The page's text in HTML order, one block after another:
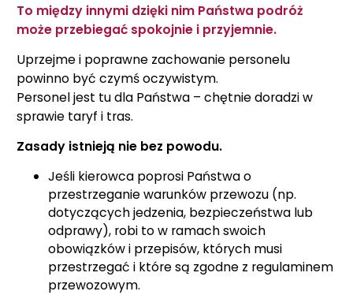
To między innymi dzięki nim Państwa podróż
może przebiegać spokojnie i przyjemnie.
Uprzejme i poprawne zachowanie personelu
powinno być czymś oczywistym.
Personel jest tu dla Państwa – chętnie doradzi w
sprawie taryf i tras.
Zasady istnieją nie bez powodu.
Jeśli kierowca poprosi Państwa o
przestrzeganie warunków przewozu (np.
dotyczących jedzenia, bezpieczeństwa lub
odprawy), robi to w ramach swoich
obowiązków i przepisów, których musi
przestrzegać i które są zgodne z regulaminem
przewozowym.